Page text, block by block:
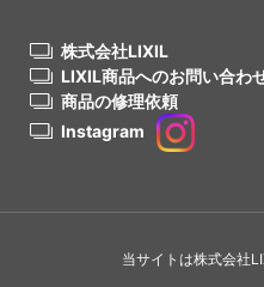
株式会社LIXIL
LIXIL商品へのお問い合わ
商品の修理依頼
Instagram
当サイトは株式会社